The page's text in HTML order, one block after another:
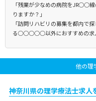
「残業が少なめの病院をJR○○
りますか？」
「訪問リハビリの募集を都内で
る○○○○○以外におすすめの求人
他の理
神奈川県の理学療法士求人